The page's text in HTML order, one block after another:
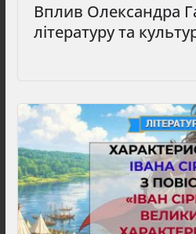
Вплив Олександра
літературу та